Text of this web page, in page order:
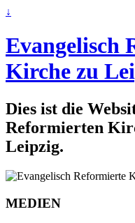
↓
Evangelisch
Kirche zu
Dies ist die
Reformierten
Leipzig.
MEDIEN